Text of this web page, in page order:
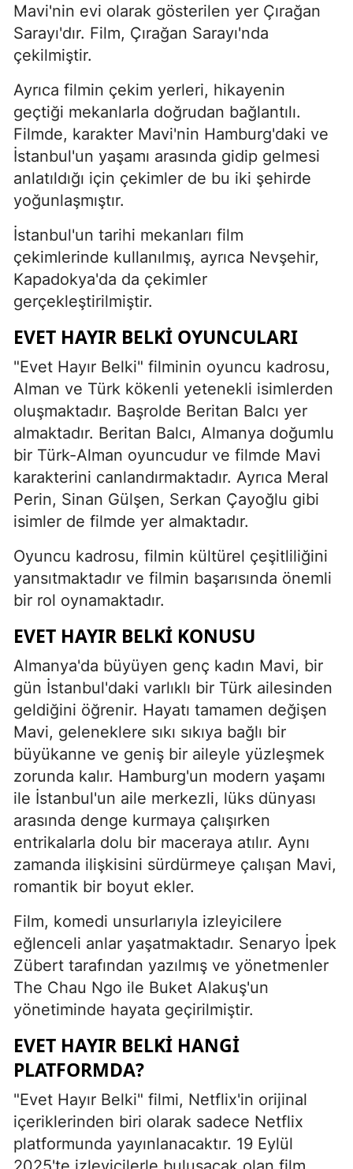
Mavi'nin evi olarak gösterilen yer Çırağan
Sarayı'dır. Film, Çırağan Sarayı'nda
çekilmiştir.
Ayrıca filmin çekim yerleri, hikayenin
geçtiği mekanlarla doğrudan bağlantılı.
Filmde, karakter Mavi'nin Hamburg'daki ve
İstanbul'un yaşamı arasında gidip gelmesi
anlatıldığı için çekimler de bu iki şehirde
yoğunlaşmıştır.
İstanbul'un tarihi mekanları film
çekimlerinde kullanılmış, ayrıca Nevşehir,
Kapadokya'da da çekimler
gerçekleştirilmiştir.
EVET HAYIR BELKI OYUNCULARI
"Evet Hayır Belki" filminin oyuncu kadrosu,
Alman ve Türk kökenli yetenekli isimlerden
oluşmaktadır. Başrolde Beritan Balcı yer
almaktadır. Beritan Balcı, Almanya doğumlu
bir Türk-Alman oyuncudur ve filmde Mavi
karakterini canlandırmaktadır. Ayrıca Meral
Perin, Sinan Gülşen, Serkan Çayoğlu gibi
isimler de filmde yer almaktadır.
Oyuncu kadrosu, filmin kültürel çeşitliliğini
yansıtmaktadır ve filmin başarısında önemli
bir rol oynamaktadır.
EVET HAYIR BELKI KONUSU
Almanya'da büyüyen genç kadın Mavi, bir
gün İstanbul'daki varlıklı bir Türk ailesinden
geldiğini öğrenir. Hayatı tamamen değişen
Mavi, geleneklere sıkı sıkıya bağlı bir
büyükanne ve geniş bir aileyle yüzleşmek
zorunda kalır. Hamburg'un modern yaşamı
ile İstanbul'un aile merkezli, lüks dünyası
arasında denge kurmaya çalışırken
entrikalarla dolu bir maceraya atılır. Aynı
zamanda ilişkisini sürdürmeye çalışan Mavi,
romantik bir boyut ekler.
Film, komedi unsurlarıyla izleyicilere
eğlenceli anlar yaşatmaktadır. Senaryo İpek
Zübert tarafından yazılmış ve yönetmenler
The Chau Ngo ile Buket Alakuş'un
yönetiminde hayata geçirilmiştir.
EVET HAYIR BELKI HANGI
PLATFORMDA?
"Evet Hayır Belki" filmi, Netflix'in orijinal
içeriklerinden biri olarak sadece Netflix
platformunda yayınlanacaktır. 19 Eylül